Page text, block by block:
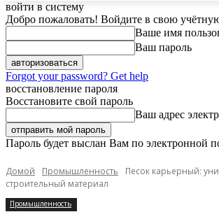
войти в систему
Добро пожаловать! Войдите в свою
Ваше имя
Ваш пароль
Forgot your password? Get help
восстановление пароля
Восстановите свой пароль
Ваш адрес
Пароль будет выслан Вам по электронной
Домой Промышленность
Песок карьерный:
строительный материал
Промышленность